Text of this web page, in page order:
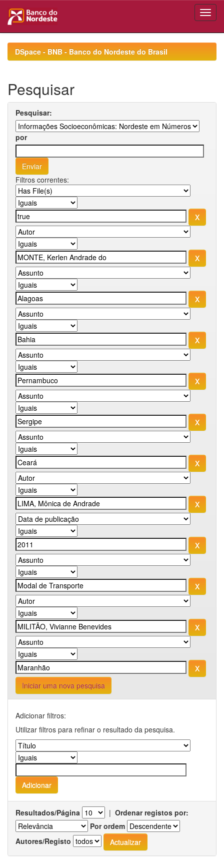
navigationDSpace - BNB - Banco do Nordeste do Brasil
Pesquisar
Pesquisar:
por
Filtros correntes:
Iniciar uma nova pesquisa
Adicionar filtros:
Utilizar filtros para refinar o resultado da pesquisa.
Resultados/Página | Ordenar registos por:
Por ordem
Autores/Registo